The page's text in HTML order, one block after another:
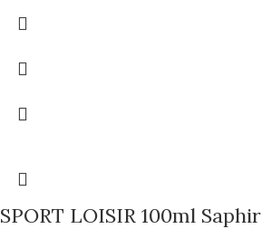
SPORT LOISIR 100ml Saphir